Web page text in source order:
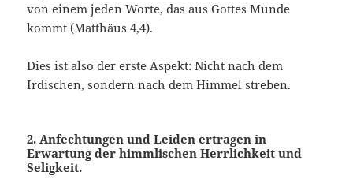
von einem jeden Worte, das aus Gottes Munde
kommt (Matthäus 4,4).
Dies ist also der erste Aspekt: Nicht nach dem
Irdischen, sondern nach dem Himmel streben.
2. Anfechtungen und Leiden ertragen in
Erwartung der himmlischen Herrlichkeit und
Seligkeit.